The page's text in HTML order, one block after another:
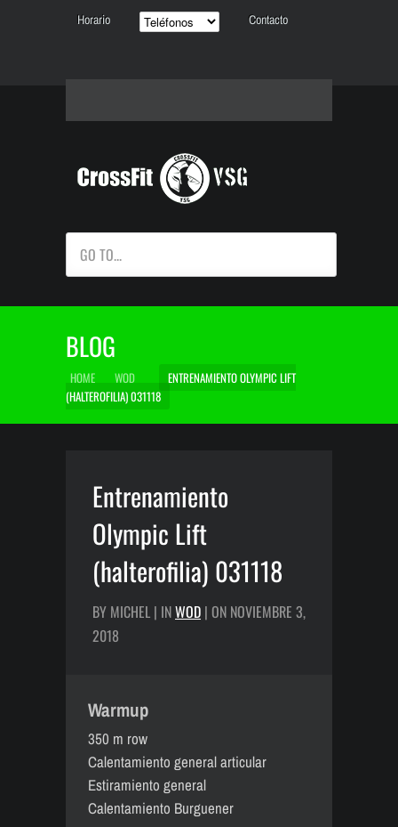
Horario Contacto
GO TO...
BLOG
HOME WOD
ENTRENAMIENTO OLYMPIC LIFT
(HALTEROFILIA) 031118
Entrenamiento
Olympic Lift
(halterofilia) 031118
BY MICHEL | INWOD | ON NOVIEMBRE 3,
2018
Warmup
350 m row
Calentamiento general articular
Estiramiento general
Calentamiento Burguener